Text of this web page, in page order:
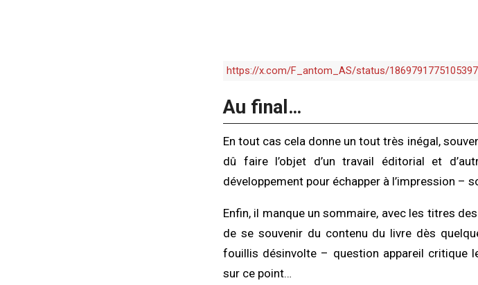
https://x.com/F_antom_AS/status/
Au final…
En tout cas cela donne un tout très inégal,
dû faire l’objet d’un travail éditorial et
développement pour échapper à l’impression –
Enfin, il manque un sommaire, avec les titres
de se souvenir du contenu du livre dès
fouillis désinvolte – question appareil critique
sur ce point…